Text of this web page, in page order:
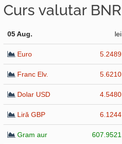
Curs valutar BNR
05 Aug. lei
Euro 5.2489
Franc Elv. 5.6210
Dolar USD 4.5480
Liră GBP 6.1244
Gram aur 607.9521